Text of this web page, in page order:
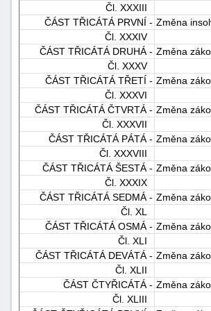
Čl. XXXIII
ČÁST TŘICÁTÁ PRVNÍ - Změna
Čl. XXXIV
ČÁST TŘICÁTÁ DRUHÁ - Změna
Čl. XXXV
ČÁST TŘICÁTÁ TŘETÍ - Změna
Čl. XXXVI
ČÁST TŘICÁTÁ ČTVRTÁ - Změna
Čl. XXXVII
ČÁST TŘICÁTÁ PÁTÁ - Změna
Čl. XXXVIII
ČÁST TŘICÁTÁ ŠESTÁ - Změna
Čl. XXXIX
ČÁST TŘICÁTÁ SEDMÁ - Změna
Čl. XL
ČÁST TŘICÁTÁ OSMÁ - Změna
Čl. XLI
ČÁST TŘICÁTÁ DEVÁTÁ - Změna
Čl. XLII
ČÁST ČTYŘICÁTÁ - Změna
Čl. XLIII